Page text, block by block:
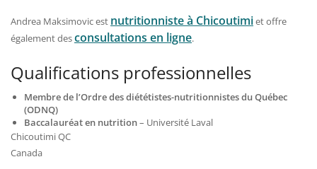
Andrea Maksimovic est nutritionniste à Chicoutimiet offre
également desconsultations en ligne.
Qualifications professionnelles
Membre de l’Ordre des diététistes-nutritionnistes du Québec
(ODNQ)
Baccalauréat en nutrition– Université Laval
ChicoutimiQC
Canada